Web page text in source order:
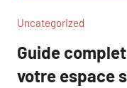
Uncategorized
Guide
votre espace